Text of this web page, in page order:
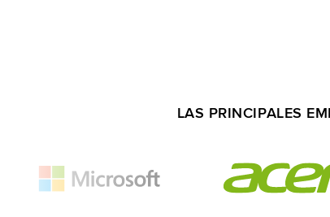
LAS PRINCIPALES